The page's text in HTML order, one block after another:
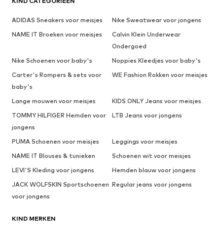
ADIDAS Sneakers voor meisjes
Nike Sweatwear voor jongens
NAME IT Broeken voor meisjes
Calvin Klein Underwear
Ondergoed
Nike Schoenen voor baby's
Noppies Kleedjes voor baby's
Carter's Rompers & sets voor
baby's
WE Fashion Rokken voor meisjes
Lange mouwen voor meisjes
KIDS ONLY Jeans voor meisjes
TOMMY HILFIGER Hemden voor
jongens
LTB Jeans voor jongens
PUMA Schoenen voor meisjes
Leggings voor meisjes
NAME IT Blouses & tunieken
Schoenen wit voor meisjes
LEVI'S Kleding voor jongens
Hemden blauw voor jongens
JACK WOLFSKIN Sportschoenen
voor jongens
Regular jeans voor jongens
KIND MERKEN